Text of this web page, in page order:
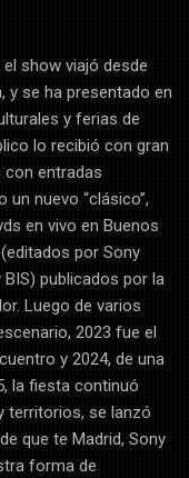
show viajó desde
y se ha presentado en
y ferias de
lo recibió con gran
entradas
nuevo “clásico”,
en vivo en Buenos
por Sony
BIS) publicados por la
Luego de varios
2023 fue el
y 2024, de una
la fiesta continuó
territorios, se lanzó
que te Madrid, Sony
forma de